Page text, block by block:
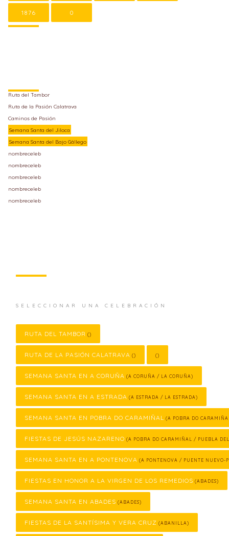
1876 0
Ruta del Tambor
Ruta de la Pasión Calatrava
Caminos de Pasión
Semana Santa del Jiloca
Semana Santa del Bajo Gállego
nombreceleb
nombreceleb
nombreceleb
nombreceleb
nombreceleb
SELECCIONAR UNA CELEBRACIÓN
RUTA DEL TAMBOR ()
RUTA DE LA PASIÓN CALATRAVA () ()
SEMANA SANTA EN A CORUÑA (A CORUÑA / LA CORUÑA)
SEMANA SANTA EN A ESTRADA (A ESTRADA / LA ESTRADA)
SEMANA SANTA EN POBRA DO CARAMIÑAL (A POBRA DO
FIESTAS DE JESÚS NAZARENO (A POBRA DO CARAMIÑAL / PUEBLA
SEMANA SANTA EN A PONTENOVA (A PONTENOVA / PUENTE NUEVO-
FIESTAS EN HONOR A LA VIRGEN DE LOS REMEDIOS (ABADES)
SEMANA SANTA EN ABADES (ABADES)
FIESTAS DE LA SANTÍSIMA Y VERA CRUZ (ABANILLA)